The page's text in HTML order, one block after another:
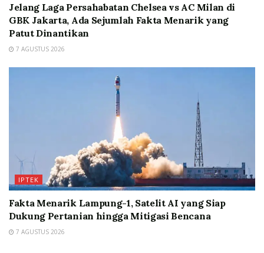
Jelang Laga Persahabatan Chelsea vs AC Milan di
GBK Jakarta, Ada Sejumlah Fakta Menarik yang
Patut Dinantikan
7 AGUSTUS 2026
IPTEK
Fakta Menarik Lampung-1, Satelit AI yang Siap
Dukung Pertanian hingga Mitigasi Bencana
7 AGUSTUS 2026